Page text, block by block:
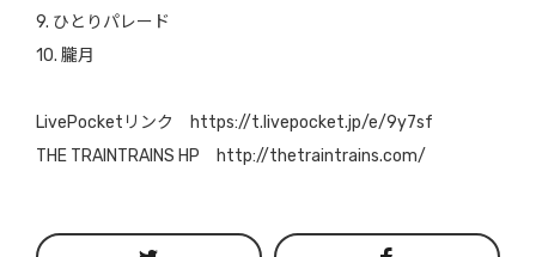
9. ひとりパレード
10. 朧月
LivePocketリンク https://t.livepocket.jp/e/9y7sf
THE TRAINTRAINS HP http://thetraintrains.com/